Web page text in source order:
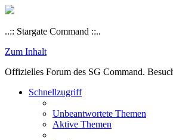
..:: Stargate Command ::..
Zum Inhalt
Offizielles Forum des SG Command.
Schnellzugriff
Unbeantwortete Themen
Aktive Themen